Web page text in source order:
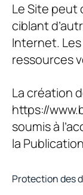
Le Site
ciblant
Internet.
ressources
La création
https://
soumis à
la
Protection des